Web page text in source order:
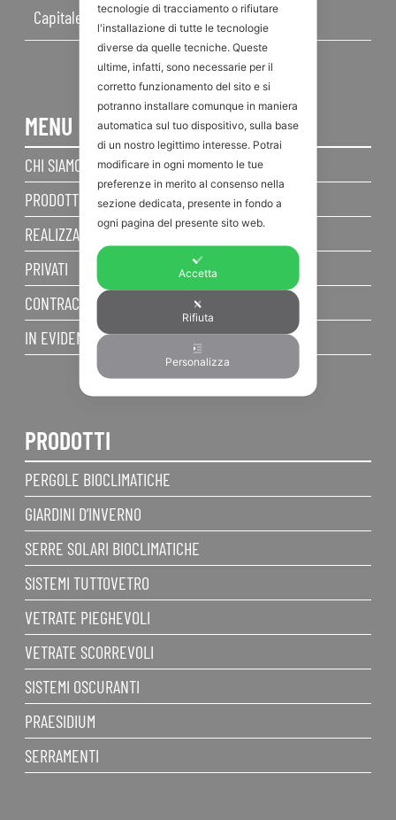
Capitale Sociale 450.000,00 I.V.
MENU
CHI SIAMO
PRODOTTI
REALIZZAZIONI
PRIVATI
CONTRACT
IN EVIDENZA
PRODOTTI
PERGOLE BIOCLIMATICHE
GIARDINI D’INVERNO
SERRE SOLARI BIOCLIMATICHE
SISTEMI TUTTOVETRO
VETRATE PIEGHEVOLI
VETRATE SCORREVOLI
SISTEMI OSCURANTI
PRAESIDIUM
SERRAMENTI
tecnologie di tracciamento o rifiutare
l'installazione di tutte le tecnologie
diverse da quelle tecniche. Queste
ultime, infatti, sono necessarie per il
corretto funzionamento del sito e si
potranno installare comunque in maniera
automatica sul tuo dispositivo, sulla base
di un nostro legittimo interesse. Potrai
modificare in ogni momento le tue
preferenze in merito al consenso nella
sezione dedicata, presente in fondo a
ogni pagina del presente sito web.
Accetta
Rifiuta
Personalizza